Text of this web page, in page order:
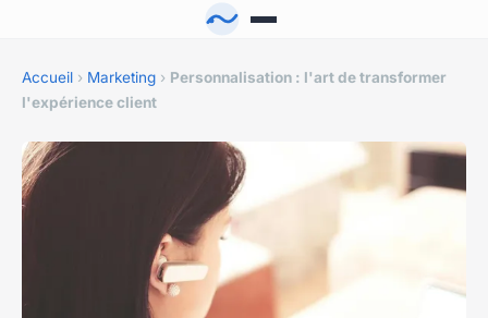
Accueil › Marketing › Personnalisation : l'art de transformer
l'expérience client